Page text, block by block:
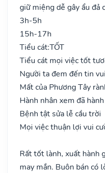
giữ miệng dễ gây ẩu đả
3h-5h
15h-17h
Tiểu cát:TỐT
Tiểu cát mọi việc tốt
Người ta đem đến tin
Mất của Phương Tây
Hành nhân xem đã
Bệnh tật sửa lễ cầu trời
Mọi việc thuận lợi vui
Rất tốt lành, xuất hành
may mắn. Buôn bán có